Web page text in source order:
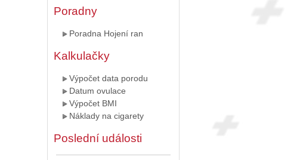
Poradny
Poradna Hojení ran
Kalkulačky
Výpočet data porodu
Datum ovulace
Výpočet BMI
Náklady na cigarety
Poslední události